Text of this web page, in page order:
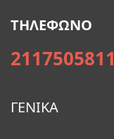
ΤΗΛΕΦΩΝΟ
2117505811
ΓΕΝΙΚΑ